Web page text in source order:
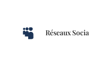
 Réseaux